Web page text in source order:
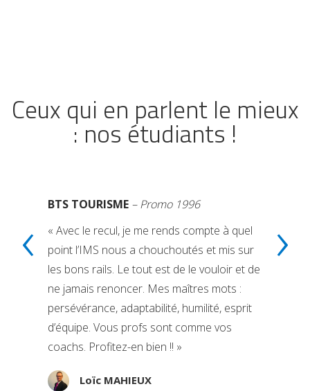
Ceux qui en parlent le mieux
: nos étudiants !
BTS TOURISME– Promo 1996
« Avec le recul, je me rends compte à quel
point l’IMS nous a chouchoutés et mis sur
les bons rails. Le tout est de le vouloir et de
ne jamais renoncer. Mes maîtres mots :
persévérance, adaptabilité, humilité, esprit
d’équipe. Vous profs sont comme vos
coachs. Profitez-en bien !! »
Loïc MAHIEUX
‹ ›